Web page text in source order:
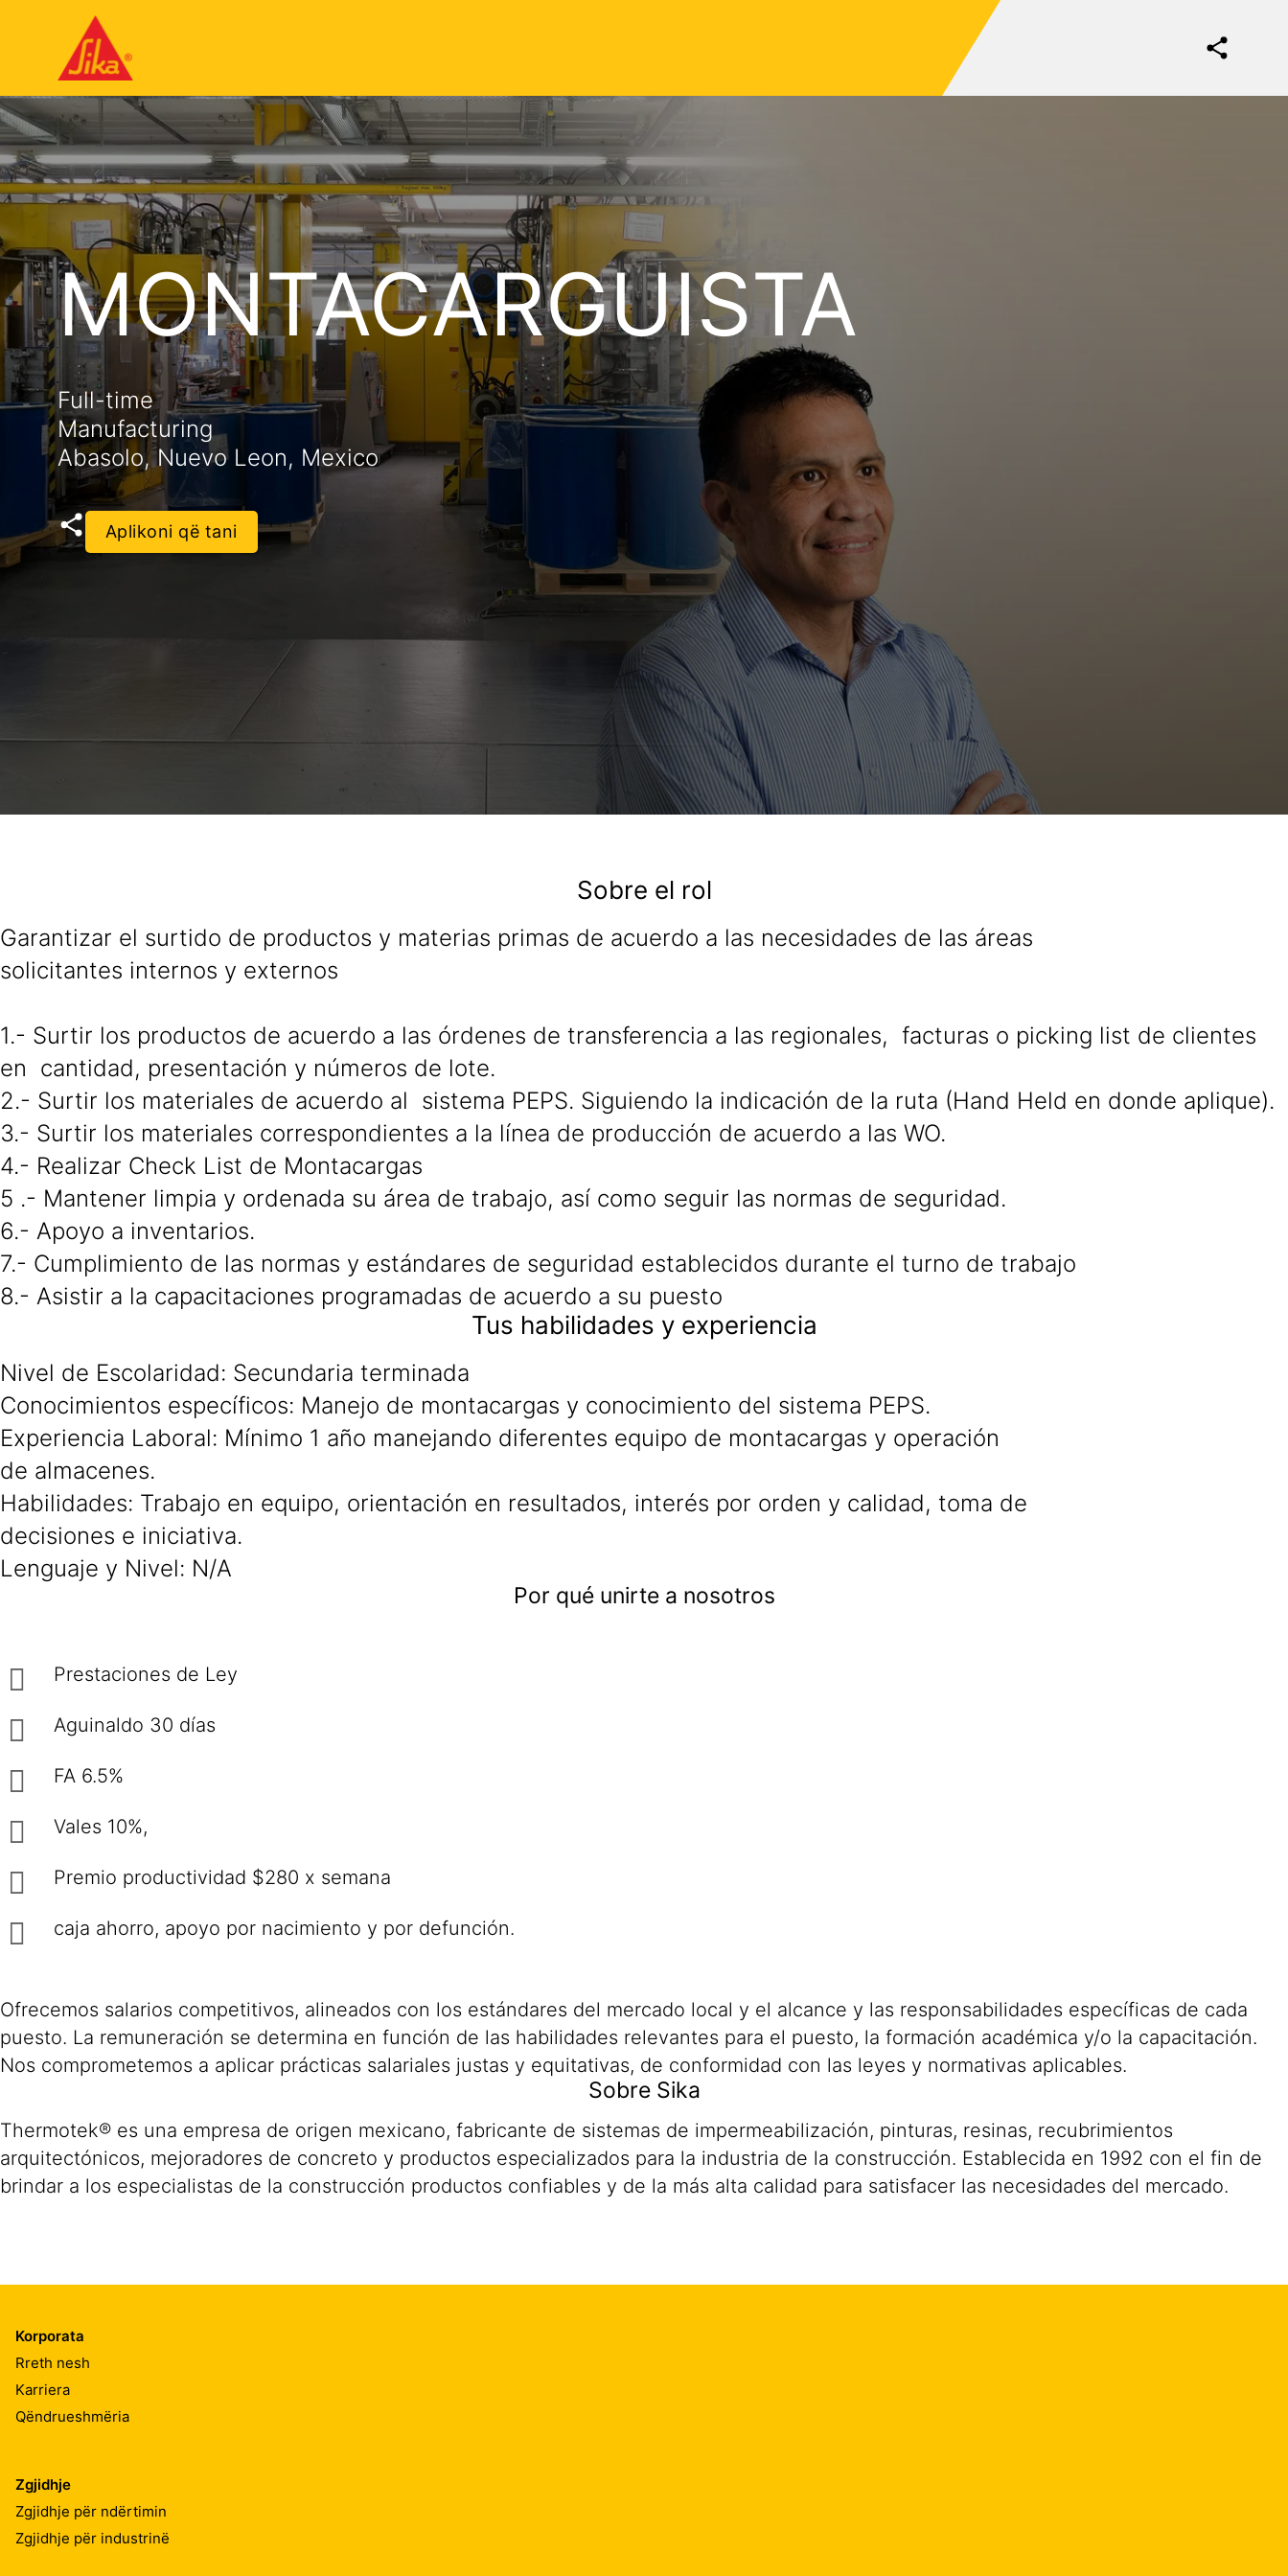
MONTACARGUISTA
Full-time
Manufacturing
Abasolo, Nuevo Leon, Mexico
Aplikoni që tani
Sobre el rol
Garantizar el surtido de productos y materias primas de acuerdo a las necesidades de las áreas
solicitantes internos y externos
1.- Surtir los productos de acuerdo a las órdenes de transferencia a las regionales, facturas o picking list de clientes
en cantidad, presentación y números de lote.
2.- Surtir los materiales de acuerdo al sistema PEPS. Siguiendo la indicación de la ruta (Hand Held en donde aplique).
3.- Surtir los materiales correspondientes a la línea de producción de acuerdo a las WO.
4.- Realizar Check List de Montacargas
5 .- Mantener limpia y ordenada su área de trabajo, así como seguir las normas de seguridad.
6.- Apoyo a inventarios.
7.- Cumplimiento de las normas y estándares de seguridad establecidos durante el turno de trabajo
8.- Asistir a la capacitaciones programadas de acuerdo a su puesto
Tus habilidades y experiencia
Nivel de Escolaridad: Secundaria terminada
Conocimientos específicos: Manejo de montacargas y conocimiento del sistema PEPS.
Experiencia Laboral: Mínimo 1 año manejando diferentes equipo de montacargas y operación
de almacenes.
Habilidades: Trabajo en equipo, orientación en resultados, interés por orden y calidad, toma de
decisiones e iniciativa.
Lenguaje y Nivel: N/A
Por qué unirte a nosotros
Prestaciones de Ley
Aguinaldo 30 días
FA 6.5%
Vales 10%,
Premio productividad $280 x semana
caja ahorro, apoyo por nacimiento y por defunción.
Ofrecemos salarios competitivos, alineados con los estándares del mercado local y el alcance y las responsabilidades específicas de cada
puesto. La remuneración se determina en función de las habilidades relevantes para el puesto, la formación académica y/o la capacitación.
Nos comprometemos a aplicar prácticas salariales justas y equitativas, de conformidad con las leyes y normativas aplicables.
Sobre Sika
Thermotek® es una empresa de origen mexicano, fabricante de sistemas de impermeabilización, pinturas, resinas, recubrimientos
arquitectónicos, mejoradores de concreto y productos especializados para la industria de la construcción. Establecida en 1992 con el fin de
brindar a los especialistas de la construcción productos confiables y de la más alta calidad para satisfacer las necesidades del mercado.
Korporata
Rreth nesh
Karriera
Qëndrueshmëria
Zgjidhje
Zgjidhje për ndërtimin
Zgjidhje për industrinë